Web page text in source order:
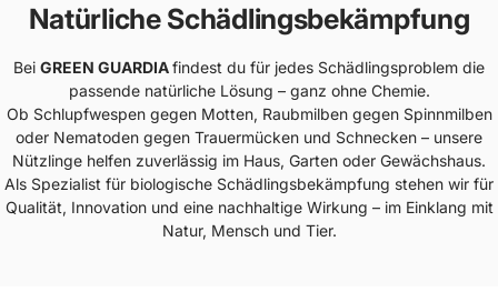
Natürliche Schädlingsbekämpfung
Bei GREEN GUARDIAfindest du für jedes Schädlingsproblem die
passende natürliche Lösung – ganz ohne Chemie.
Ob Schlupfwespen gegen Motten, Raubmilben gegen Spinnmilben
oder Nematoden gegen Trauermücken und Schnecken – unsere
Nützlinge helfen zuverlässig im Haus, Garten oder Gewächshaus.
Als Spezialist für biologische Schädlingsbekämpfung stehen wir für
Qualität, Innovation und eine nachhaltige Wirkung – im Einklang mit
Natur, Mensch und Tier.